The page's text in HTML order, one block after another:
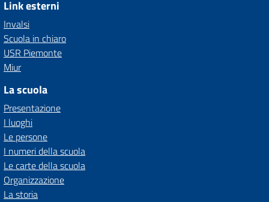
Link esterni
Invalsi
Scuola in chiaro
USR Piemonte
Miur
La scuola
Presentazione
I luoghi
Le persone
I numeri della scuola
Le carte della scuola
Organizzazione
La storia